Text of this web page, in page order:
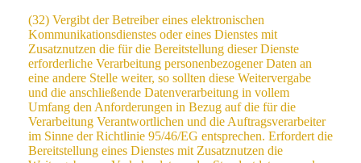
(32) Vergibt der Betreiber eines elektronischen
Kommunikationsdienstes oder eines Dienstes mit
Zusatznutzen die für die Bereitstellung dieser Dienste
erforderliche Verarbeitung personenbezogener Daten an
eine andere Stelle weiter, so sollten diese Weitervergabe
und die anschließende Datenverarbeitung in vollem
Umfang den Anforderungen in Bezug auf die für die
Verarbeitung Verantwortlichen und die Auftragsverarbeiter
im Sinne der Richtlinie 95/46/EG entsprechen. Erfordert die
Bereitstellung eines Dienstes mit Zusatznutzen die